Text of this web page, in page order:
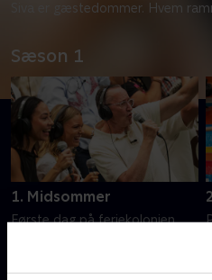
Siva er gæstedommer. Hvem
Sæson 1
1. Midsommer
Første dag på feriekolonien
Hvem rammer tonerne renest?